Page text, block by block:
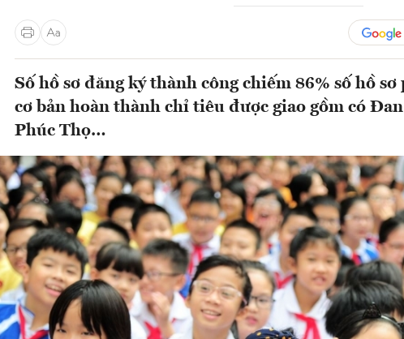
Số hồ sơ đăng ký thành công chiếm 86% số hồ
cơ bản hoàn thành chỉ tiêu được giao gồm có
Phúc Thọ…